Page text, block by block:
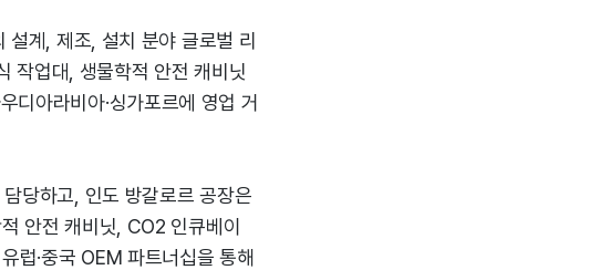
설계, 제조, 설치 분야 글로벌 리
작업대, 생물학적 안전 캐비닛
디아라비아·싱가포르에 영업 거
당하고, 인도 방갈로르 공장은
안전 캐비닛, CO2 인큐베이
럽·중국 OEM 파트너십을 통해